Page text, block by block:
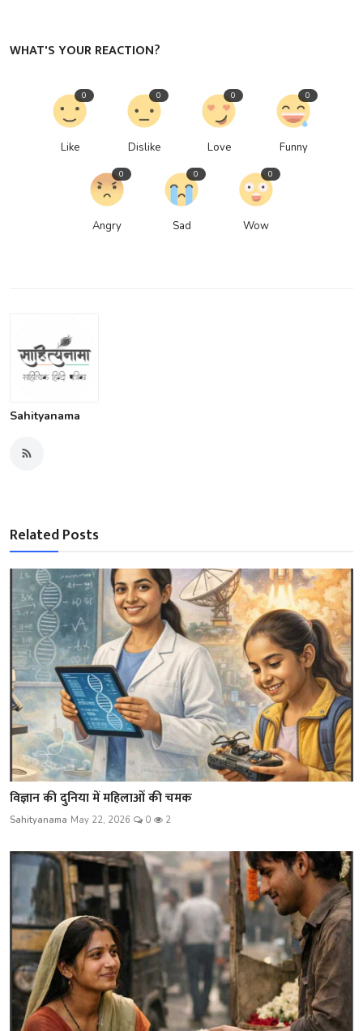
WHAT'S YOUR REACTION?
Like
0
Dislike
0
Love
0
Funny
0
Angry
0
Sad
0
Wow
0
Sahityanama
Related Posts
विज्ञान की दुनिया में महिलाओं की चमक
Sahityanama May 22, 2026 0 2